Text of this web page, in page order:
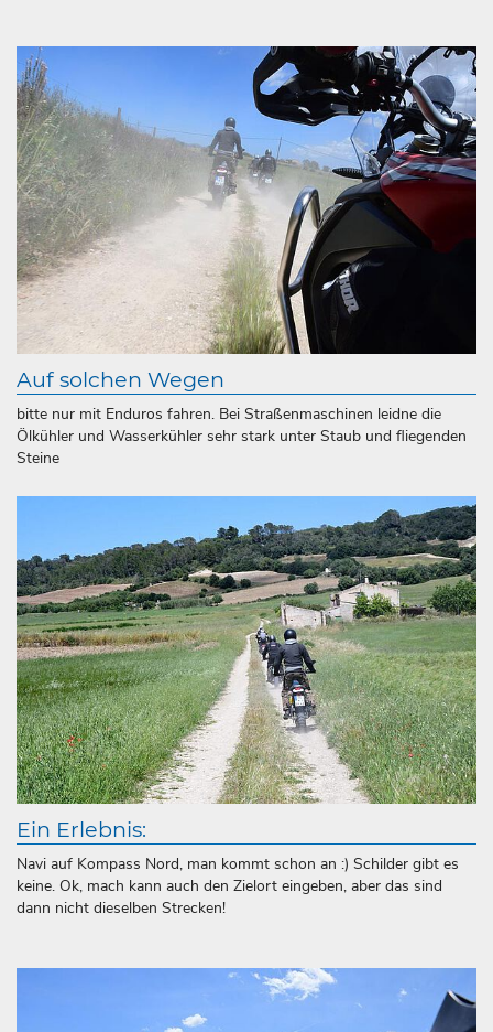
Auf solchen Wegen
bitte nur mit Enduros fahren. Bei Straßenmaschinen leidne die
Ölkühler und Wasserkühler sehr stark unter Staub und fliegenden
Steine
Ein Erlebnis:
Navi auf Kompass Nord, man kommt schon an :) Schilder gibt es
keine. Ok, mach kann auch den Zielort eingeben, aber das sind
dann nicht dieselben Strecken!